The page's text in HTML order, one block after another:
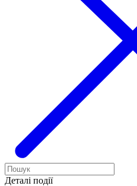
Деталі події